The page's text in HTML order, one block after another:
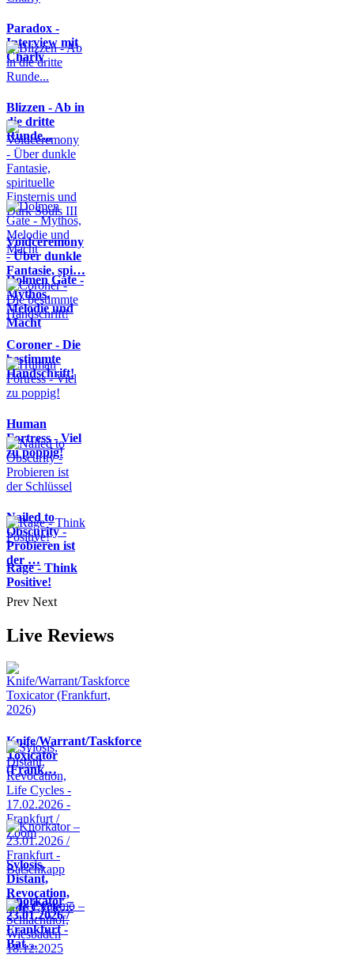
Paradox -
Interview mit
Charly
Blizzen - Ab in
die dritte
Runde...
Voidceremony
- Über dunkle
Fantasie, spi…
Dolmen Gate -
Mythos,
Melodie und
Macht
Coroner - Die
bestimmte
Handschrift!
Human
Fortress - Viel
zu poppig!
Nailed to
Obscurity -
Probieren ist
der …
Rage - Think
Positive!
Prev Next
Live Reviews
Knife/Warrant/Taskforce
Toxicator
(Frank…
Sylosis,
Distant,
Revocation,
Life Cycle…
Knorkator –
23.01.2026 /
Frankfurt -
Bat…